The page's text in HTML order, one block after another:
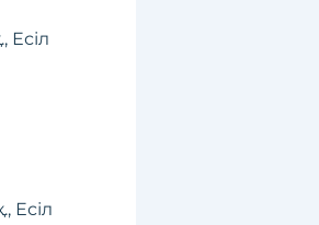
Есіл
Есіл